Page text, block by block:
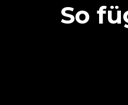
So